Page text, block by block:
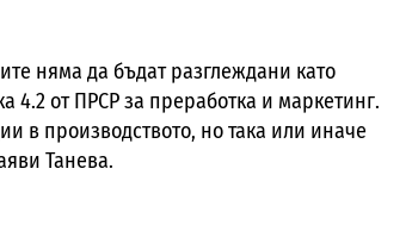
няма да бъдат разглеждани като
4.2 от ПРСР за преработка и маркетинг.
в производството, но така или иначе
Танева.